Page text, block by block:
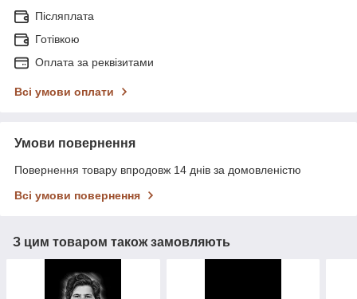
Післяплата
Готівкою
Оплата за реквізитами
Всі умови оплати
Умови повернення
Повернення товару впродовж 14 днів за домовленістю
Всі умови повернення
З цим товаром також замовляють